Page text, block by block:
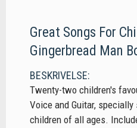
Great Songs For
Gingerbread Man
BESKRIVELSE:
Twenty-two children's
Voice and Guitar,
children of all ages.